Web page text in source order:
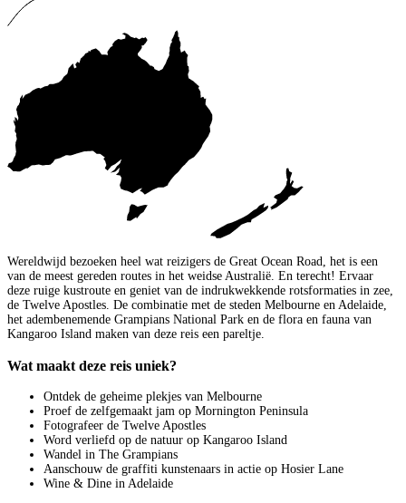
Wereldwijd bezoeken heel wat reizigers de Great Ocean Road, het is een
van de meest gereden routes in het weidse Australië. En terecht! Ervaar
deze ruige kustroute en geniet van de indrukwekkende rotsformaties in zee,
de Twelve Apostles. De combinatie met de steden Melbourne en Adelaide,
het adembenemende Grampians National Park en de flora en fauna van
Kangaroo Island maken van deze reis een pareltje.
Wat maakt deze reis uniek?
Ontdek de geheime plekjes van Melbourne
Proef de zelfgemaakt jam op Mornington Peninsula
Fotografeer de Twelve Apostles
Word verliefd op de natuur op Kangaroo Island
Wandel in The Grampians
Aanschouw de graffiti kunstenaars in actie op Hosier Lane
Wine & Dine in Adelaide